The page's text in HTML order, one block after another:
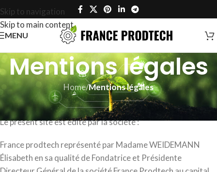
Skip to navigation
Skip to main content
MENU
Mentions légales
Home/Mentions légales
Édition et hébergement du site :
Le présent site est édité par la société :
France prodtech représenté par Madame WEIDEMANN
Élisabeth en sa qualité de Fondatrice et Présidente